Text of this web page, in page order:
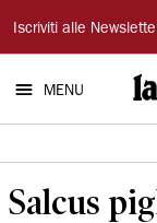
La
Nuova
Ferrara
Iscriviti alle
MENU
Salcus